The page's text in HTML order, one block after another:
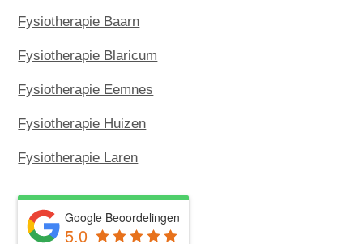
Fysiotherapie Baarn
Fysiotherapie Blaricum
Fysiotherapie Eemnes
Fysiotherapie Huizen
Fysiotherapie Laren
Google Beoordelingen
5.0